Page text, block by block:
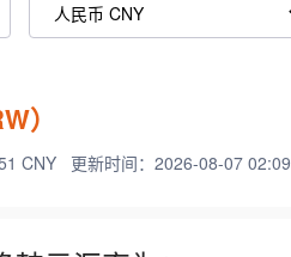
）
CNY 更新时间：2026-08-07